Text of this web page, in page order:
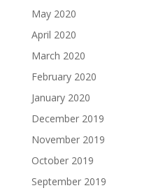
May 2020
April 2020
March 2020
February 2020
January 2020
December 2019
November 2019
October 2019
September 2019